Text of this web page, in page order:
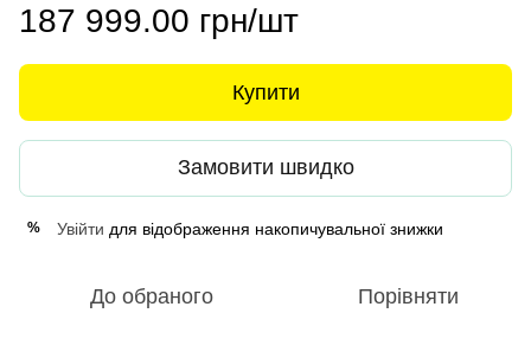
187 999.00 грн/шт
Купити
Замовити швидко
% Увійти для відображення накопичувальної знижки
До обраного Порівняти